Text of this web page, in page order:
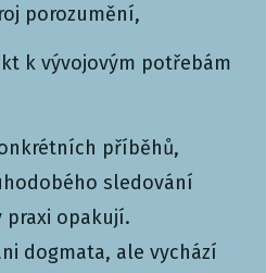
porozumění,
k vývojovým potřebám
příběhů,
sledování
praxi opakují.
dogmata, ale vychází